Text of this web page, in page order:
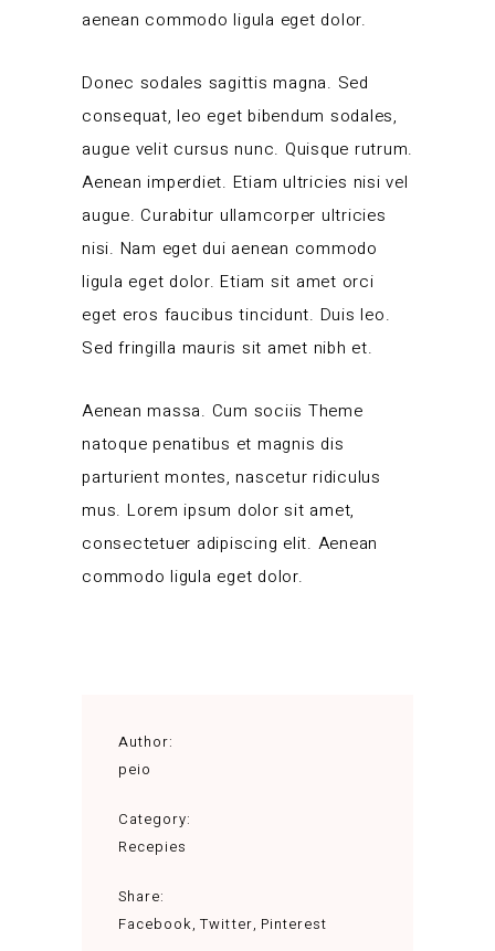
aenean commodo ligula eget dolor.
Donec sodales sagittis magna. Sed
consequat, leo eget bibendum sodales,
augue velit cursus nunc. Quisque rutrum.
Aenean imperdiet. Etiam ultricies nisi vel
augue. Curabitur ullamcorper ultricies
nisi. Nam eget dui aenean commodo
ligula eget dolor. Etiam sit amet orci
eget eros faucibus tincidunt. Duis leo.
Sed fringilla mauris sit amet nibh et.
Aenean massa. Cum sociis Theme
natoque penatibus et magnis dis
parturient montes, nascetur ridiculus
mus. Lorem ipsum dolor sit amet,
consectetuer adipiscing elit. Aenean
commodo ligula eget dolor.
Author:
peio
Category:
Recepies
Share:
Facebook Twitter Pinterest